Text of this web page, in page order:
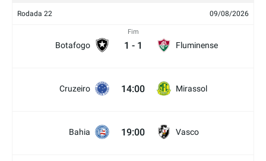
Rodada 22 09/08/2026
Botafogo
Fim
1 - 1 Fluminense
Cruzeiro 14:00 Mirassol
Bahia 19:00 Vasco